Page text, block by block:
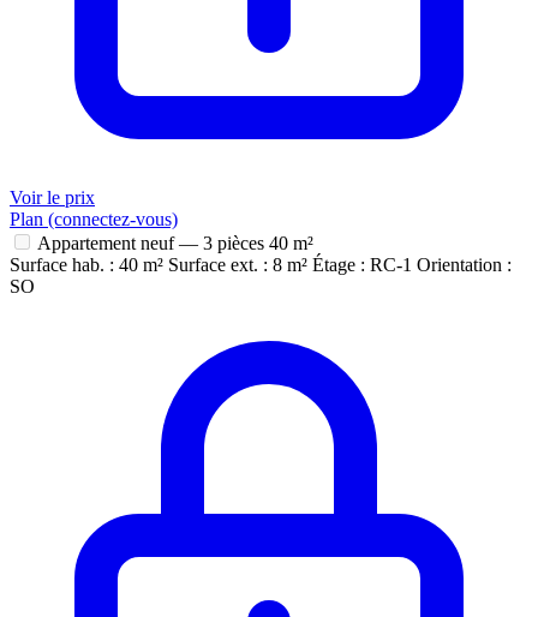
Voir le prix
Plan (connectez-vous)
Appartement neuf — 3 pièces 40 m²
Surface hab. : 40 m² Surface ext. : 8 m² Étage : RC-1 Orientation :
SO